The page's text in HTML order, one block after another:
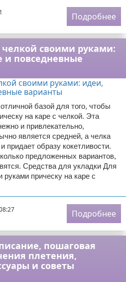
Подробнее
челкой своими руками:
и повседневные
базой для того, чтобы
на каре с челкой. Эта
и привлекательно,
является средней, а челка
придает образу кокетливости.
предложенных вариантов,
Средства для укладки Для
руками прическу на каре с
Подробнее
пошаговая
плетения,
и советы